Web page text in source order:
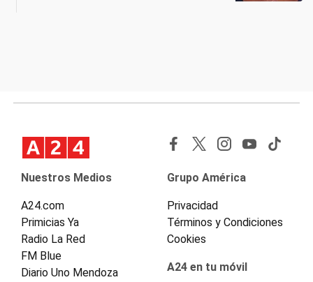
Nuestros Medios
A24.com
Primicias Ya
Radio La Red
FM Blue
Diario Uno Mendoza
Grupo América
Privacidad
Términos y Condiciones
Cookies
A24 en tu móvil